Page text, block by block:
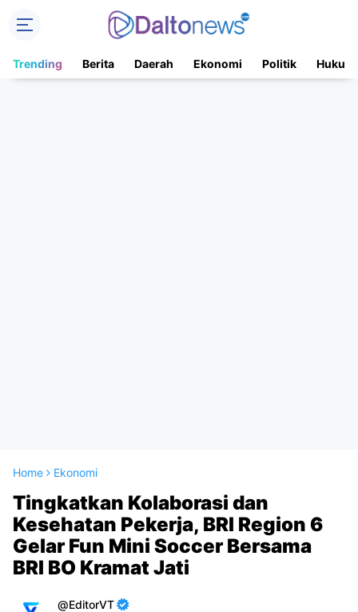
Trending Berita Daerah Ekonomi Politik Hukum
Home Ekonomi
Tingkatkan Kolaborasi dan
Kesehatan Pekerja, BRI Region 6
Gelar Fun Mini Soccer Bersama
BRI BO Kramat Jati
EditorVT